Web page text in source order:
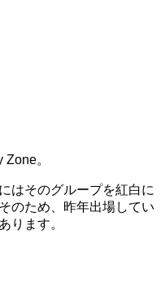
Zone。
はそのグループを紅白に
のため、昨年出場してい
ります。